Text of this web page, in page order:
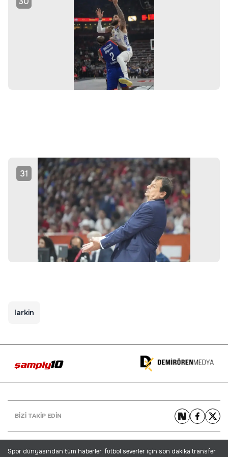
31
larkin
BİZİ TAKİP EDİN
Spor dünyasından tüm haberler, futbol severler için son dakika transfer